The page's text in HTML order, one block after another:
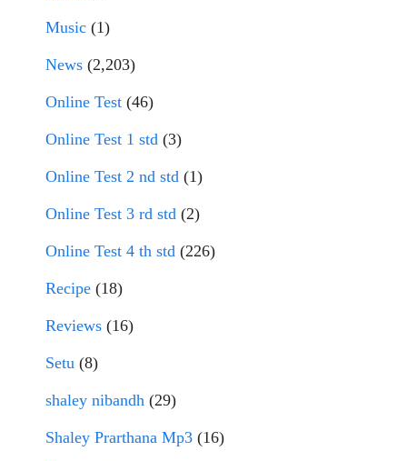
Music (1)
News (2,203)
Online Test (46)
Online Test 1 std (3)
Online Test 2 nd std (1)
Online Test 3 rd std (2)
Online Test 4 th std (226)
Recipe (18)
Reviews (16)
Setu (8)
shaley nibandh (29)
Shaley Prarthana Mp3 (16)